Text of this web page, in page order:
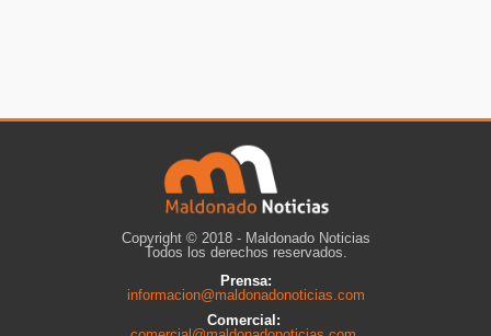
Copyright © 2018 - Maldonado Noticias
Todos los derechos reservados.
Prensa:
informacion@maldonadonoticias.com
Comercial: